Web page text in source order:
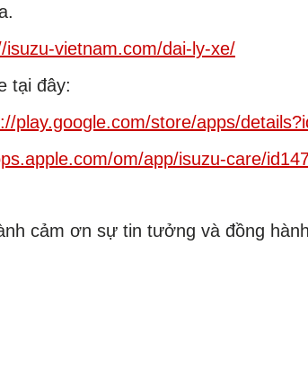
isuzu-vietnam.com/dai-ly-xe/
tại đây:
play.google.com/store/apps/
om/app/isuzu-care/
cảm ơn sự tin tưởng và đồng